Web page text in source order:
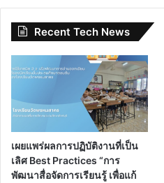
Recent Tech News
เผยแพร่ผลการปฏิบัติงานที่เป็น
เลิศ Best Practices “การ
พัฒนาสื่อจัดการเรียนรู้ เพื่อแก้